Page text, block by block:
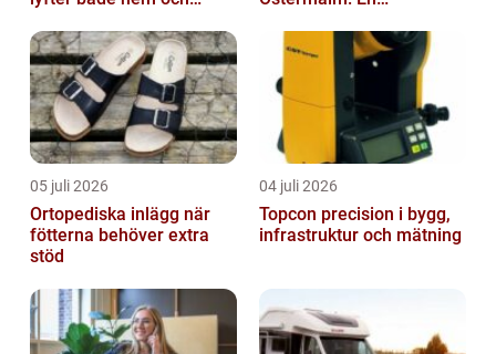
i solen
05 juli 2026
Ortopediska inlägg när
fötterna behöver extra
stöd
04 juli 2026
Topcon precision i bygg,
infrastruktur och mätning